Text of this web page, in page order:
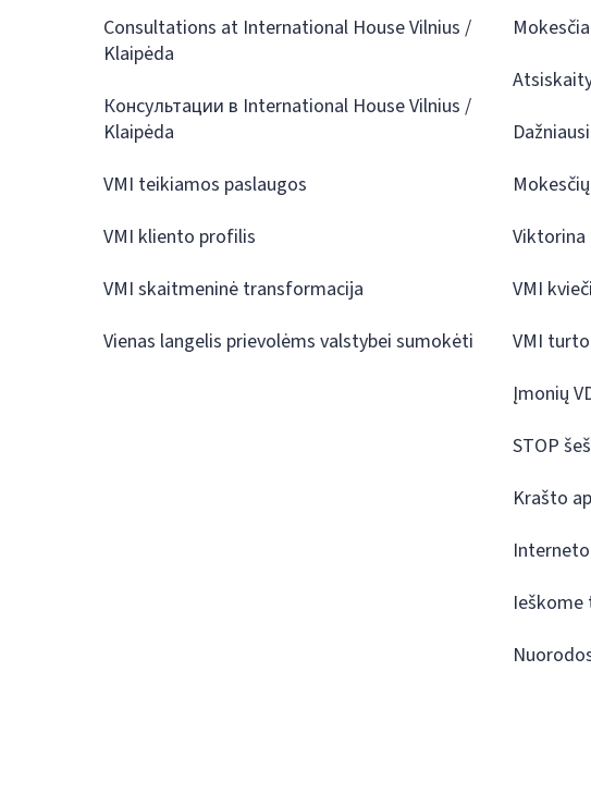
Consultations at International House Vilnius /
Klaipėda
Консультации в International House Vilnius /
Klaipėda
VMI teikiamos paslaugos
VMI kliento profilis
VMI skaitmeninė transformacija
Vienas langelis prievolėms valstybei sumokėti
VMI
VMI
Įmonių
STOP
Krašto
Ieškome